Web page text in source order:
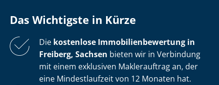
Das Wichtigste in Kürze
Die kostenlose Im­mo­bi­li­en­be­wer­tung in
Freiberg, Sachsen bieten wir in Verbindung
mit einem exklusiven Maklerauftrag an, der
eine Mindestlaufzeit von 12 Monaten hat.